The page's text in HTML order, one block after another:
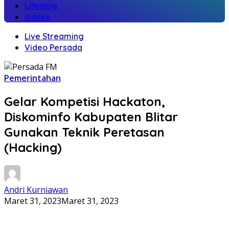
Lifestyle
Indeks
Live Streaming
Video Persada
Pemerintahan
Gelar Kompetisi Hackaton,
Diskominfo Kabupaten Blitar
Gunakan Teknik Peretasan
(Hacking)
Andri Kurniawan
Maret 31, 2023Maret 31, 2023